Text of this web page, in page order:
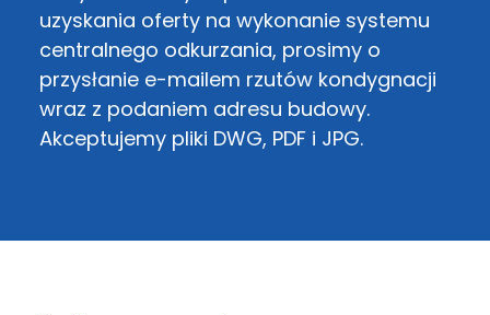
uzyskania oferty na wykonanie systemu
centralnego odkurzania, prosimy o
przysłanie e-mailem rzutów kondygnacji
wraz z podaniem adresu budowy.
Akceptujemy pliki DWG, PDF i JPG.